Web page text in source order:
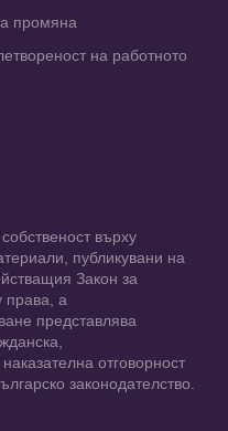
промяна
на работното
върху
публикувани на
Закон за
права, а
представлява
отговорност
законодателство.